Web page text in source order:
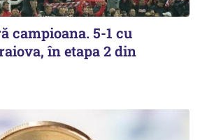
campioana. 5-1 cu
în etapa 2 din